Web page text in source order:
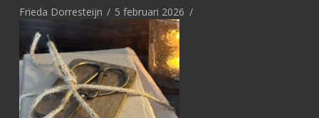
Frieda Dorresteijn 5 februari 2026